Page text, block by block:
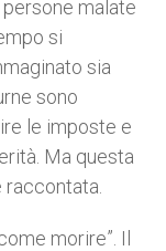
malate
si
sia
sono
le imposte e
Ma questa
raccontata.
morire”. Il